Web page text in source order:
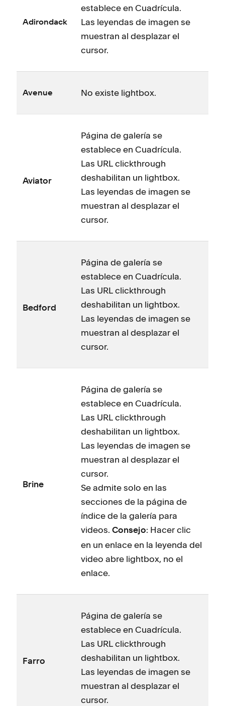
Adirondack
establece en Cuadrícula.
Las leyendas de imagen se
muestran al desplazar el
cursor.
Avenue No existe lightbox.
Aviator
Página de galería se
establece en Cuadrícula.
Las URL clickthrough
deshabilitan un lightbox.
Las leyendas de imagen se
muestran al desplazar el
cursor.
Bedford
Página de galería se
establece en Cuadrícula.
Las URL clickthrough
deshabilitan un lightbox.
Las leyendas de imagen se
muestran al desplazar el
cursor.
Brine
Página de galería se
establece en Cuadrícula.
Las URL clickthrough
deshabilitan un lightbox.
Las leyendas de imagen se
muestran al desplazar el
cursor.
Se admite solo en las
secciones de la página de
índice de la galería para
videos.Consejo: Hacer clic
en un enlace en la leyenda del
video abre lightbox, no el
enlace.
Farro
Página de galería se
establece en Cuadrícula.
Las URL clickthrough
deshabilitan un lightbox.
Las leyendas de imagen se
muestran al desplazar el
cursor.